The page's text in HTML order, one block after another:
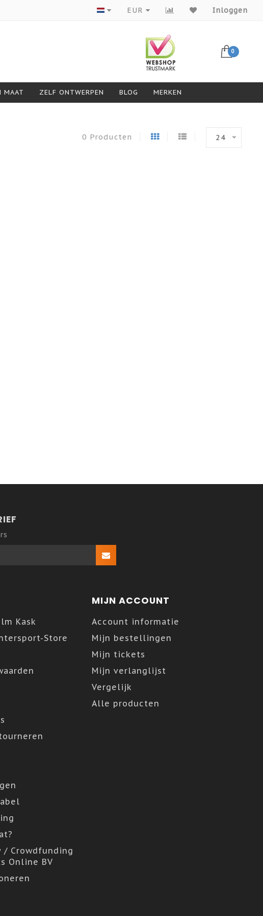
Producten van topmerken
EUR Inloggen
0
MAAT ZELF ONTWERPEN BLOG MERKEN
0 Producten 24
Kask
Store
/ Crowdfunding
Online BV
MIJN ACCOUNT
Account informatie
Mijn bestellingen
Mijn tickets
Mijn verlanglijst
Vergelijk
Alle producten